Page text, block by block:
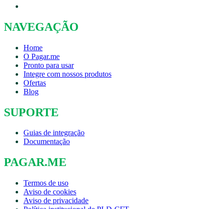
NAVEGAÇÃO
Home
O Pagar.me
Pronto para usar
Integre com nossos produtos
Ofertas
Blog
SUPORTE
Guias de integração
Documentação
PAGAR.ME
Termos de uso
Aviso de cookies
Aviso de privacidade